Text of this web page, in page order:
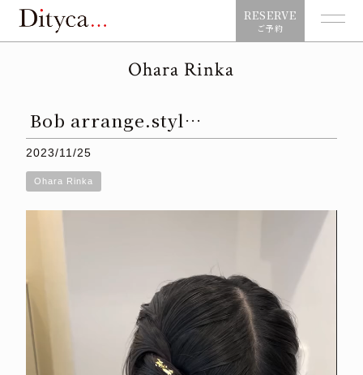
RESERVE
ご予約
Ohara Rinka
Bob arrange.styl…
2023/11/25
Ohara Rinka
レ
ー
ヤ
ー